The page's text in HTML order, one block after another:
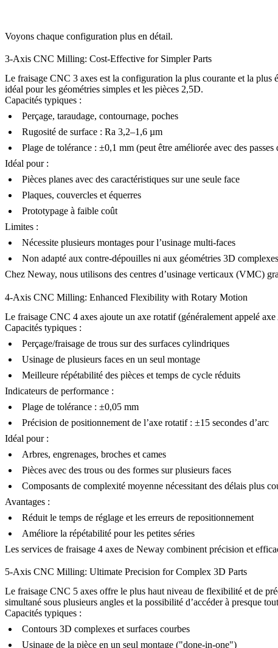
Voyons chaque configuration plus en détail.
3-Axis CNC Milling: Cost-Effective for Simpler Parts
Le fraisage CNC 3 axes est la configuration la plus courante et la
idéal pour les géométries simples et les pièces 2,5D.
Capacités typiques :
Perçage, taraudage, contournage, poches
Rugosité de surface : Ra 3,2–1,6 µm
Plage de tolérance : ±0,1 mm (peut être améliorée avec des
Idéal pour :
Pièces planes avec des caractéristiques sur une seule face
Plaques, couvercles et équerres
Prototypage à faible coût
Limites :
Nécessite plusieurs montages pour l’usinage multi-faces
Non adapté aux contre-dépouilles ni aux géométries 3D complexes
Chez Neway, nous utilisons des centres d’usinage verticaux (VMC)
4-Axis CNC Milling: Enhanced Flexibility with Rotary Motion
Le fraisage CNC 4 axes ajoute un axe rotatif (généralement appelé
Capacités typiques :
Perçage/fraisage de trous sur des surfaces cylindriques
Usinage de plusieurs faces en un seul montage
Meilleure répétabilité des pièces et temps de cycle réduits
Indicateurs de performance :
Plage de tolérance : ±0,05 mm
Précision de positionnement de l’axe rotatif : ±15 secondes d’arc
Idéal pour :
Arbres, engrenages, broches et cames
Pièces avec des trous ou des formes sur plusieurs faces
Composants de complexité moyenne nécessitant des délais plus
Avantages :
Réduit le temps de réglage et les erreurs de repositionnement
Améliore la répétabilité pour les petites séries
Les services de fraisage 4 axes de Neway combinent précision et
5-Axis CNC Milling: Ultimate Precision for Complex 3D Parts
Le fraisage CNC 5 axes offre le plus haut niveau de flexibilité et de
simultané sous plusieurs angles et la possibilité d’accéder à presque
Capacités typiques :
Contours 3D complexes et surfaces courbes
Usinage de la pièce en un seul montage ("done-in-one")